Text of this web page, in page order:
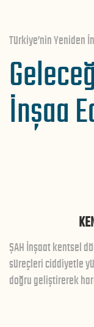
Türkiye’nin Yeniden
İnşaa
ŞAH İnşaat kentsel
süreçleri ciddiyetle
doğru geliştirerek